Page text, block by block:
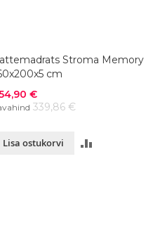
Stroma Memory
cm
€
339,86 €
Lisa ostukorvi